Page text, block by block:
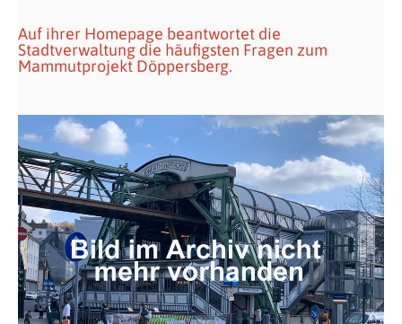
Auf ihrer Homepage beantwortet die
Stadtverwaltung die häufigsten Fragen zum
Mammutprojekt Döppersberg.